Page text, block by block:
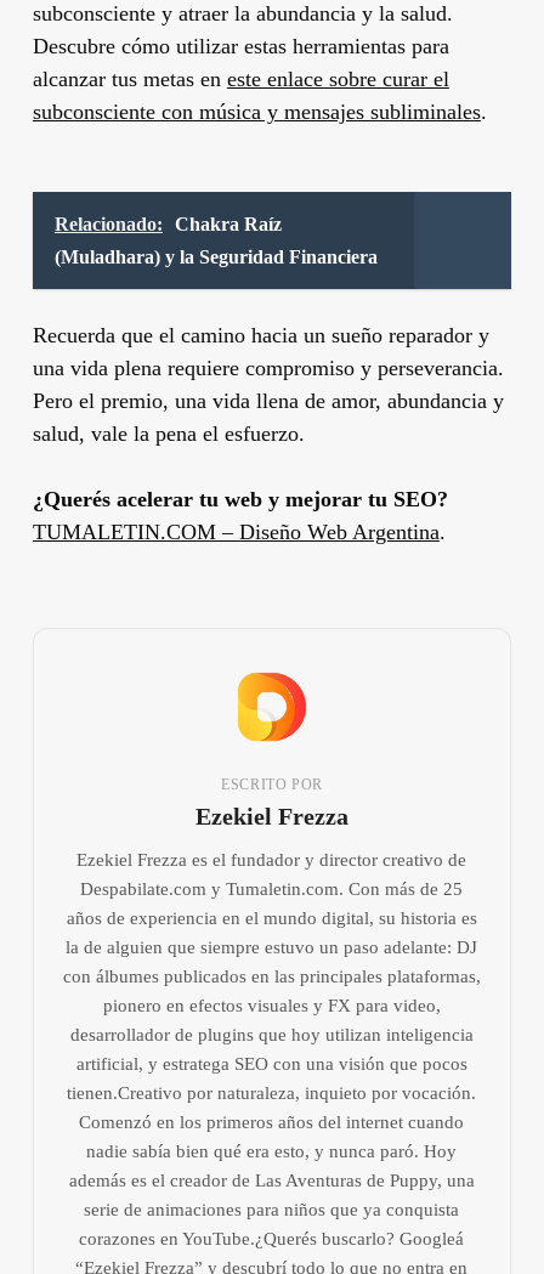
subconsciente y atraer la abundancia y la salud.
Descubre cómo utilizar estas herramientas para
alcanzar tus metas en este enlace sobre curar el
subconsciente con música y mensajes subliminales.
Relacionado:
Chakra Raíz
(Muladhara) y la Seguridad Financiera
Recuerda que el camino hacia un sueño reparador y
una vida plena requiere compromiso y perseverancia.
Pero el premio, una vida llena de amor, abundancia y
salud, vale la pena el esfuerzo.
¿Querés acelerar tu web y mejorar tu SEO?
TUMALETIN.COM – Diseño Web Argentina.
ESCRITO POR
Ezekiel Frezza
Ezekiel Frezza es el fundador y director creativo de
Despabilate.com y Tumaletin.com. Con más de 25
años de experiencia en el mundo digital, su historia es
la de alguien que siempre estuvo un paso adelante: DJ
con álbumes publicados en las principales plataformas,
pionero en efectos visuales y FX para video,
desarrollador de plugins que hoy utilizan inteligencia
artificial, y estratega SEO con una visión que pocos
tienen.Creativo por naturaleza, inquieto por vocación.
Comenzó en los primeros años del internet cuando
nadie sabía bien qué era esto, y nunca paró. Hoy
además es el creador de Las Aventuras de Puppy, una
serie de animaciones para niños que ya conquista
corazones en YouTube.¿Querés buscarlo? Googleá
“Ezekiel Frezza” y descubrí todo lo que no entra en